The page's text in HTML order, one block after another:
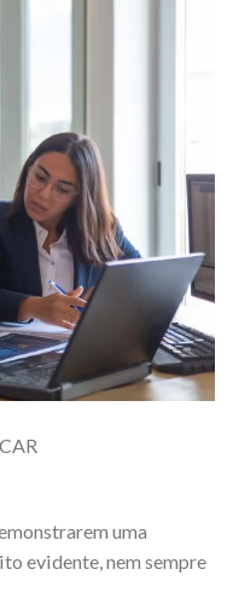
uma
evidente, nem sempre